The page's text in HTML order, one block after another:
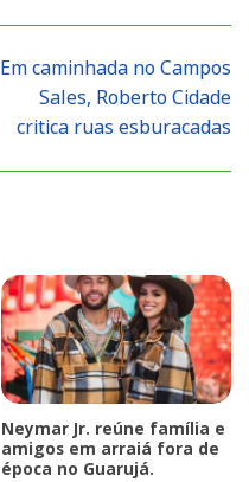
Em caminhada no Campos
Sales, Roberto Cidade
critica ruas esburacadas
Neymar Jr. reúne família e
amigos em arraiá fora de
época no Guarujá.